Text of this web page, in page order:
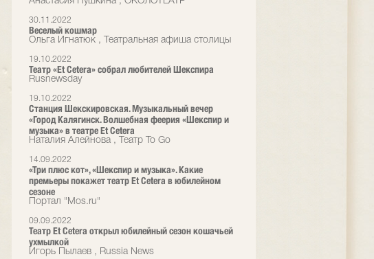
30.11.2022
Веселый кошмар
Ольга Игнатюк , Театральная афиша столицы
19.10.2022
Театр «Et Cetera» собрал любителей Шекспира
Rusnewsday
19.10.2022
Станция Шекскировская. Музыкальный вечер
«Город Калягинск. Волшебная феерия «Шекспир и
музыка» в театре Et Cetera
Наталия Алейнова , Театр To Go
14.09.2022
«Три плюс кот», «Шекспир и музыка». Какие
премьеры покажет театр Et Cetera в юбилейном
сезоне
Портал "Mos.ru"
09.09.2022
Театр Et Cetera открыл юбилейный сезон кошачьей
ухмылкой
Игорь Пылаев , Russia News